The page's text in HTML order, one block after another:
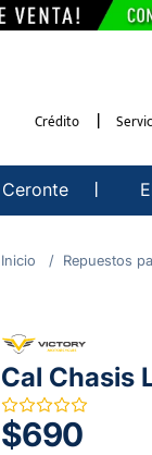
Crédito
Ceronte
Repuestos
Cal Chasis
$690